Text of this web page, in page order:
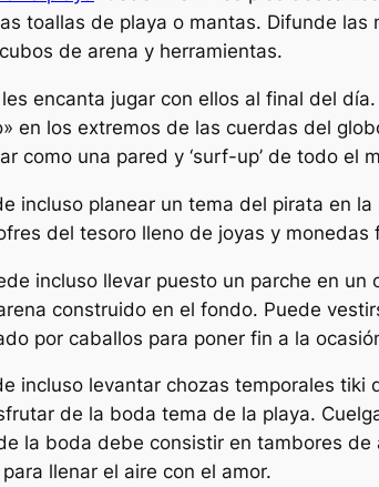
toallas de playa o mantas. Difunde
de arena y herramientas.
encanta jugar con ellos al final del
en los extremos de las cuerdas del
como una pared y ‘surf-up’ de todo el
incluso planear un tema del pirata en
del tesoro lleno de joyas y monedas
incluso llevar puesto un parche en
construido en el fondo. Puede
por caballos para poner fin a la
incluso levantar chozas temporales
de la boda tema de la playa.
la boda debe consistir en tambores
llenar el aire con el amor.